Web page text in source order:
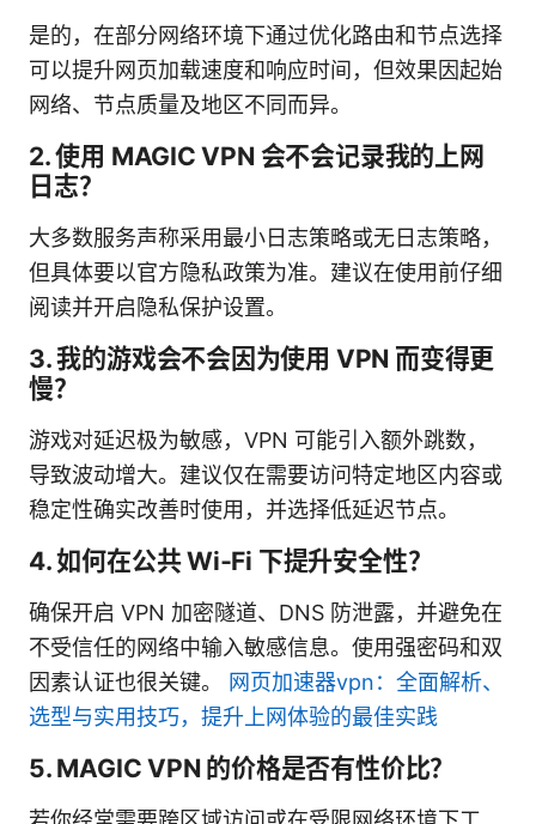
是的，在部分网络环境下通过优化路由和节点选择
可以提升网页加载速度和响应时间，但效果因起始
网络、节点质量及地区不同而异。
2. 使用 MAGIC VPN 会不会记录我的上网
日志？
大多数服务声称采用最小日志策略或无日志策略，
但具体要以官方隐私政策为准。建议在使用前仔细
阅读并开启隐私保护设置。
3. 我的游戏会不会因为使用 VPN 而变得更
慢？
游戏对延迟极为敏感，VPN 可能引入额外跳数，
导致波动增大。建议仅在需要访问特定地区内容或
稳定性确实改善时使用，并选择低延迟节点。
4. 如何在公共 Wi‑Fi 下提升安全性？
确保开启 VPN 加密隧道、DNS 防泄露，并避免在
不受信任的网络中输入敏感信息。使用强密码和双
因素认证也很关键。 网页加速器vpn：全面解析、
选型与实用技巧，提升上网体验的最佳实践
5. MAGIC VPN 的价格是否有性价比？